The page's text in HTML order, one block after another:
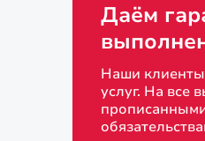
Даём
Наши клиенты
услуг. На все